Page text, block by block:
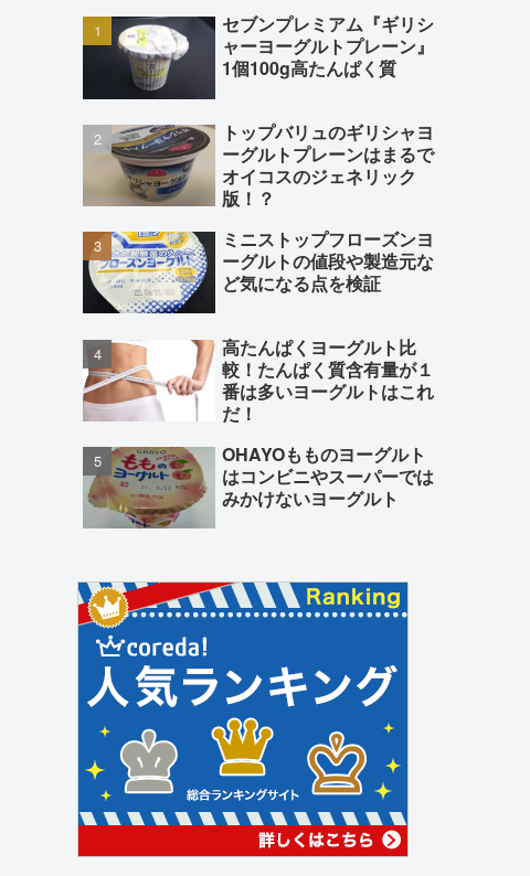
セブンプレミアム『ギリシ
ャーヨーグルトプレーン』
1個100g高たんぱく質
トップバリュのギリシャヨ
ーグルトプレーンはまるで
オイコスのジェネリック
版！？
ミニストップフローズンヨ
ーグルトの値段や製造元な
ど気になる点を検証
高たんぱくヨーグルト比
較！たんぱく質含有量が１
番は多いヨーグルトはこれ
だ！
OHAYOもものヨーグルト
はコンビニやスーパーでは
みかけないヨーグルト